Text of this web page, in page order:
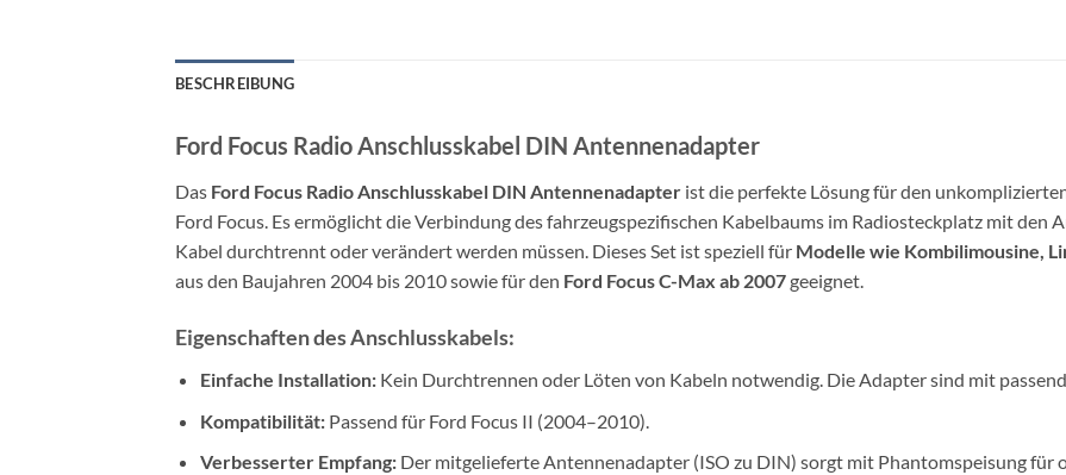
BESCHREIBUNG
Ford Focus Radio Anschlusskabel DIN Antennenadapter
Das Ford Focus Radio Anschlusskabel DIN Antennenadapter ist die perfekte Lösung für den
Ford Focus. Es ermöglicht die Verbindung des fahrzeugspezifischen Kabelbaums im Radiosteckplatz mit den
Kabel durchtrennt oder verändert werden müssen. Dieses Set ist speziell für Modelle wie Kombilimousine,
aus den Baujahren 2004 bis 2010 sowie für den Ford Focus C-Max ab 2007geeignet.
Eigenschaften des Anschlusskabels:
Einfache Installation:Kein Durchtrennen oder Löten von Kabeln notwendig. Die Adapter sind mit
Kompatibilität:Passend für Ford Focus II (2004–2010).
Verbesserter Empfang:Der mitgelieferte Antennenadapter (ISO zu DIN) sorgt mit Phantomspeisung für